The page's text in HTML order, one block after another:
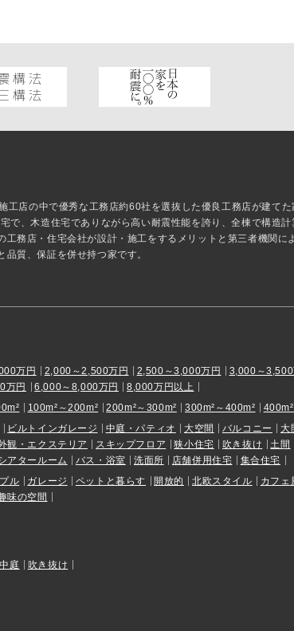
工店の中で優秀な工務店約60社を選抜した優良工務店が建て
で、木造住宅でありながら高い耐震性能を誇り、全棟で構造計
工務店・住宅会社が設計・施工をするメリットと第三者機関に
質、保証を併せ持つ家です。
万円 2,000～2,500万円 2,500～3,000万円 3,000～3,500
万円
6,000～8,000万円
8,000万円以上
100m²～200m² 200m²～300m² 300m²～400m²
ビルトインガレージ 中庭・パティオ 大空間 バルコニー 大
観・エクステリア スキップフロア 狭小住宅 吹き抜け 土間
アタールーム バス・浴室 洗面所 店舗併用住宅
集合住宅
ル ガレージ ペットと暮らす 開放的 北欧スタイル カフェ
味の空間
中庭 吹き抜け